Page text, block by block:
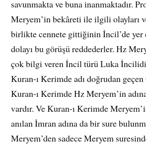
savunmakta ve buna inanmaktadır.
Meryem’in bekâreti ile ilgili olayları
birlikte cennete gittiğinin İncil’de yer
dolayı bu görüşü reddederler. Hz
çok bilgi veren İncil türü Luka
Kuran-ı Kerimde adı doğrudan geçen
Kuran-ı Kerimde Hz Meryem’in
vardır. Ve Kuran-ı Kerimde
anılan İmran adına da bir sure
Meryem’den sadece Meryem